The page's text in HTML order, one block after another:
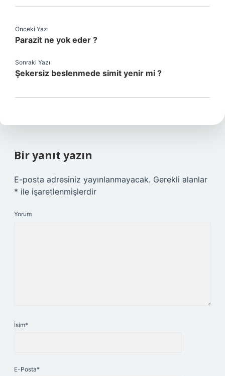
Önceki Yazı
Parazit ne yok eder ?
Sonraki Yazı
Şekersiz beslenmede simit yenir mi ?
Bir yanıt yazın
E-posta adresiniz yayınlanmayacak. Gerekli alanlar
* ile işaretlenmişlerdir
Yorum
İsim*
E-Posta*